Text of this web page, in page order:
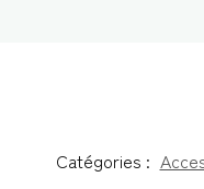
Catégories :